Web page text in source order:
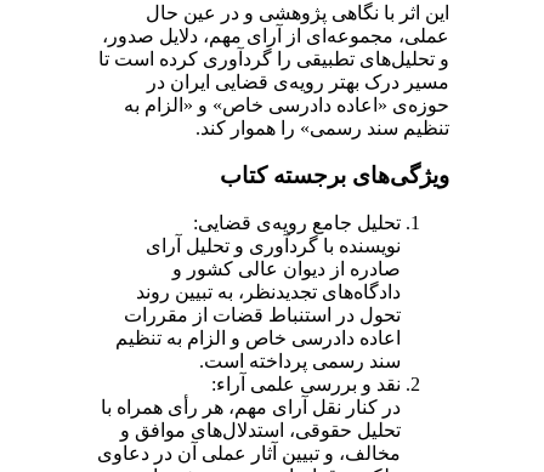
این اثر با نگاهی پژوهشی و در عین حال
عملی، مجموعه‌ای از آرای مهم، دلایل صدور،
و تحلیل‌های تطبیقی را گردآوری کرده است تا
مسیر درک بهتر رویه‌ی قضایی ایران در
حوزه‌ی «اعاده دادرسی خاص» و «الزام به
تنظیم سند رسمی» را هموار کند.
ویژگی‌های برجسته کتاب
تحلیل جامع رویه‌ی قضایی:
نویسنده با گردآوری و تحلیل آرای
صادره از دیوان عالی کشور و
دادگاه‌های تجدیدنظر، به تبیین روند
تحول در استنباط قضات از مقررات
اعاده دادرسی خاص و الزام به تنظیم
سند رسمی پرداخته است.
نقد و بررسی علمی آراء:
در کنار نقل آرای مهم، هر رأی همراه با
تحلیل حقوقی، استدلال‌های موافق و
مخالف، و تبیین آثار عملی آن در دعاوی